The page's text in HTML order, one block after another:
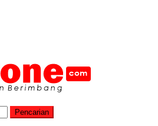
Pencarian